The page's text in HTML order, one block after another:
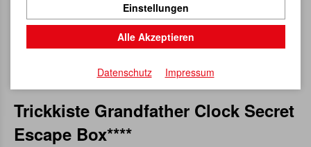
Trickkiste Grandfather Clock Secret
Escape Box****
Einstellungen
Alle Akzeptieren
Datenschutz Impressum